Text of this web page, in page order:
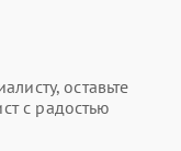
оставьте
с радостью